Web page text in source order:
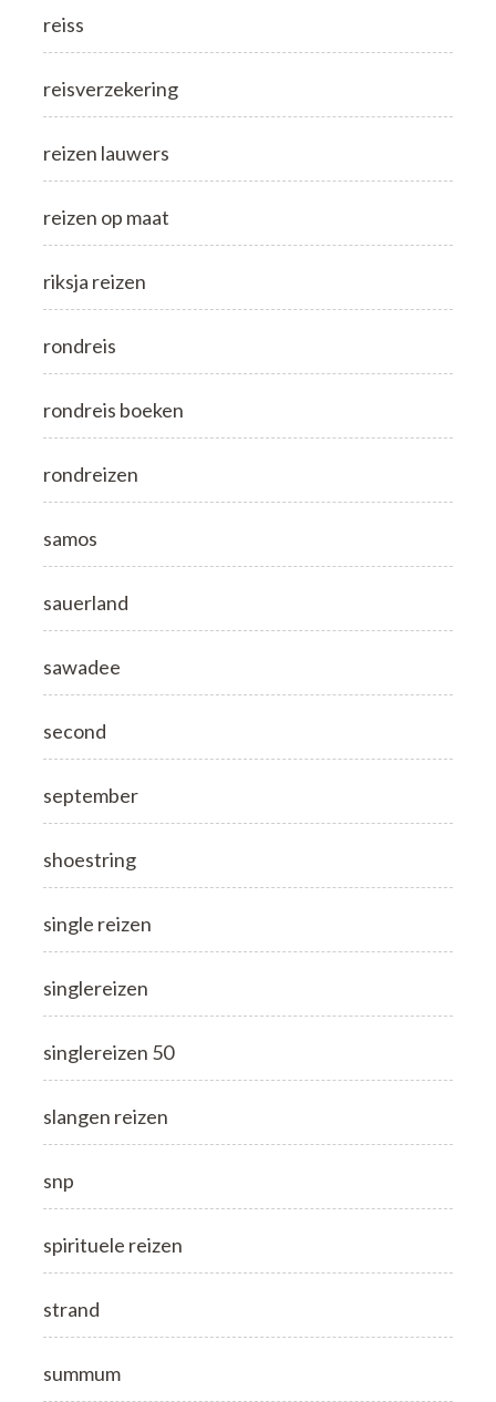
reiss
reisverzekering
reizen lauwers
reizen op maat
riksja reizen
rondreis
rondreis boeken
rondreizen
samos
sauerland
sawadee
second
september
shoestring
single reizen
singlereizen
singlereizen 50
slangen reizen
snp
spirituele reizen
strand
summum